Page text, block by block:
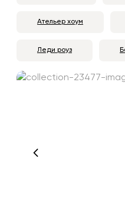
Ательер хоум
Леди роуз